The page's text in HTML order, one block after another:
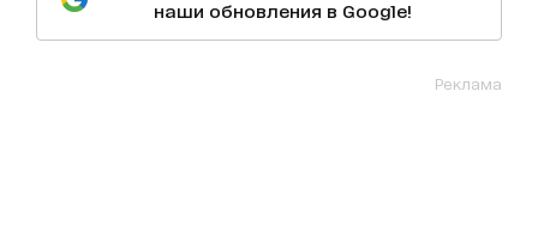
наши обновления в Google!
Реклама